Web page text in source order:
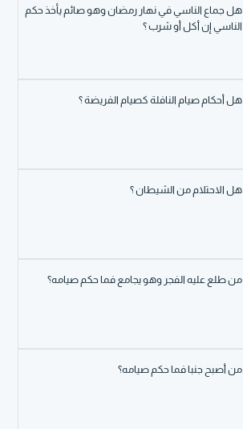
هل جماع الناسي في نهار رمضان وهو صائم يأخذ حكم
الناسي إن أكل أو شرب ؟
هل أحكام صيام النافلة كصيام الفريضة ؟
هل الاحتلام من الشيطان ؟
من طلع عليه الفجر وهو يجامع فما حكم صيامه؟
من أصبح جنبا فما حكم صيامه؟